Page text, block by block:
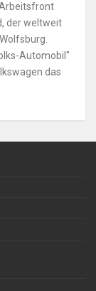
der weltweit
Automobil"
das